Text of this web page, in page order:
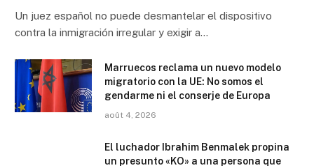
Un juez español no puede desmantelar el dispositivo
contra la inmigración irregular y exigir a…
Marruecos reclama un nuevo modelo
migratorio con la UE: No somos el
gendarme ni el conserje de Europa
août 4, 2026
El luchador Ibrahim Benmalek propina
un presunto «KO» a una persona que